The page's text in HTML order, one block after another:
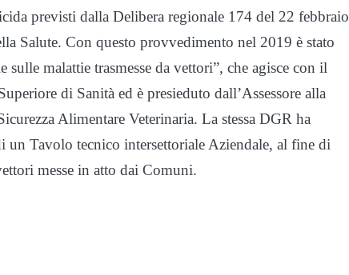
previsti dalla Delibera regionale 174 del 22 febbraio
Salute. Con questo provvedimento nel 2019 è stato
malattie trasmesse da vettori”, che agisce con il
di Sanità ed è presieduto dall’Assessore alla
Alimentare Veterinaria. La stessa DGR ha
Tavolo tecnico intersettoriale Aziendale, al fine di
messe in atto dai Comuni.